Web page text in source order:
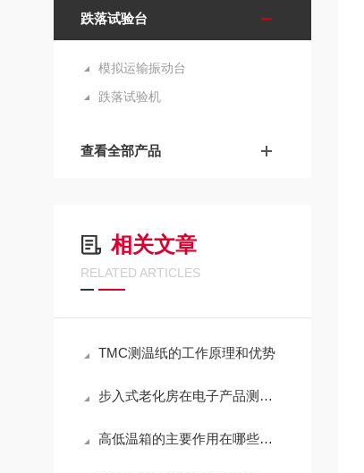
跌落试验台
模拟运输振动台
跌落试验机
查看全部产品
相关文章
RELATED ARTICLES
TMC测温纸的工作原理和优势
步入式老化房在电子产品测试中的应用
高低温箱的主要作用在哪些方面呢？